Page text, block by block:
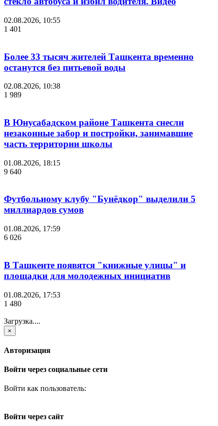
02.08.2026, 10:55
1 401
Более 33 тысяч жителей Ташкента временно
останутся без питьевой воды
02.08.2026, 10:38
1 989
В Юнусабадском районе Ташкента снесли
незаконные забор и постройки, занимавшие
часть территории школы
01.08.2026, 18:15
9 640
Футбольному клубу "Бунёдкор" выделили 5
миллиардов сумов
01.08.2026, 17:59
6 026
В Ташкенте появятся "книжные улицы" и
площадки для молодежных инициатив
01.08.2026, 17:53
1 480
Загрузка....
×
Авторизация
Войти через социальные сети
Войти как пользователь:
Войти через сайт